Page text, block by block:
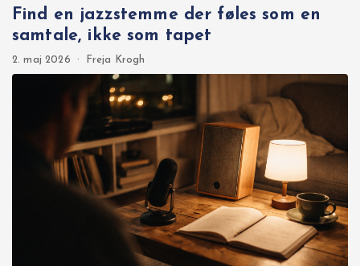
Find en jazzstemme der føles som en
samtale, ikke som tapet
2. maj 2026 · Freja Krogh